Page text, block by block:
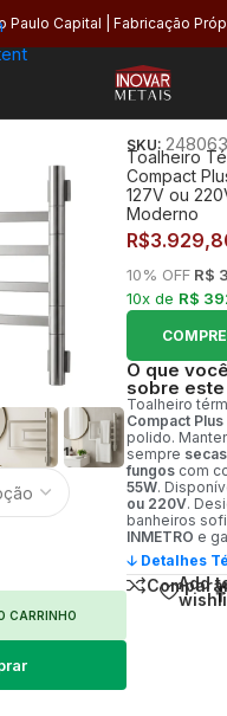
Paulo Capital | Fabricação
CARRINHO
SKU:
Toalheiro
Compact
127V ou
Moderno
R$
10% OFF R$
10x de R$
O que
sobre
Toalheiro
Compact Plus
polido.
sempre
fungos com
55W.
ou 220V.
banheiros
INMETRO e
🡣 Detalhes
Add